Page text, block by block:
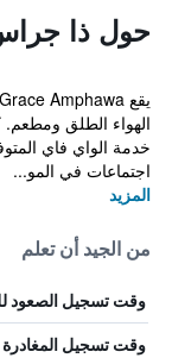
حول ذا
الهواء الطلق ومطعم.
خدمة الواي فاي
اجتماعات في المو...
المزيد
من الجيد أن تعلم
وقت تسجيل الصعود
وقت تسجيل المغادرة